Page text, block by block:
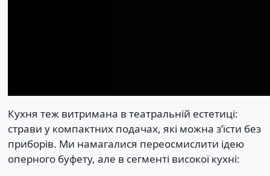
Кухня теж витримана в театральній естетиці:
страви у компактних подачах, які можна з’їсти без
приборів. Ми намагалися переосмислити ідею
оперного буфету, але в сегменті високої кухні: